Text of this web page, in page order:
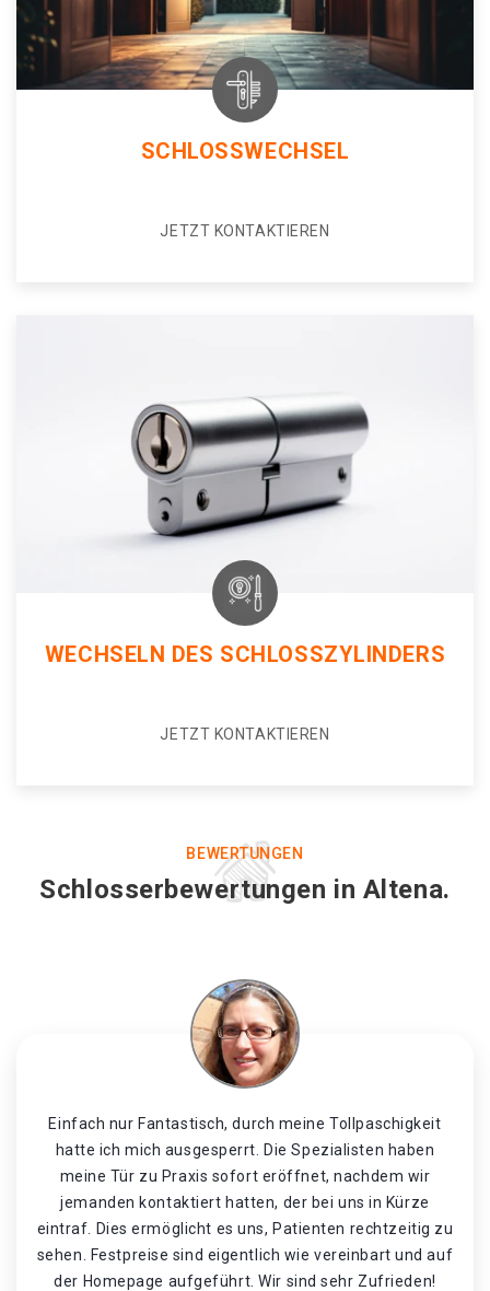
SCHLOSSWECHSEL
JETZT KONTAKTIEREN
WECHSELN DES SCHLOSSZYLINDERS
JETZT KONTAKTIEREN
BEWERTUNGEN
Schlosserbewertungen in Altena.
Einfach nur Fantastisch, durch meine Tollpaschigkeit
hatte ich mich ausgesperrt. Die Spezialisten haben
meine Tür zu Praxis sofort eröffnet, nachdem wir
jemanden kontaktiert hatten, der bei uns in Kürze
eintraf. Dies ermöglicht es uns, Patienten rechtzeitig zu
sehen. Festpreise sind eigentlich wie vereinbart und auf
der Homepage aufgeführt. Wir sind sehr Zufrieden!